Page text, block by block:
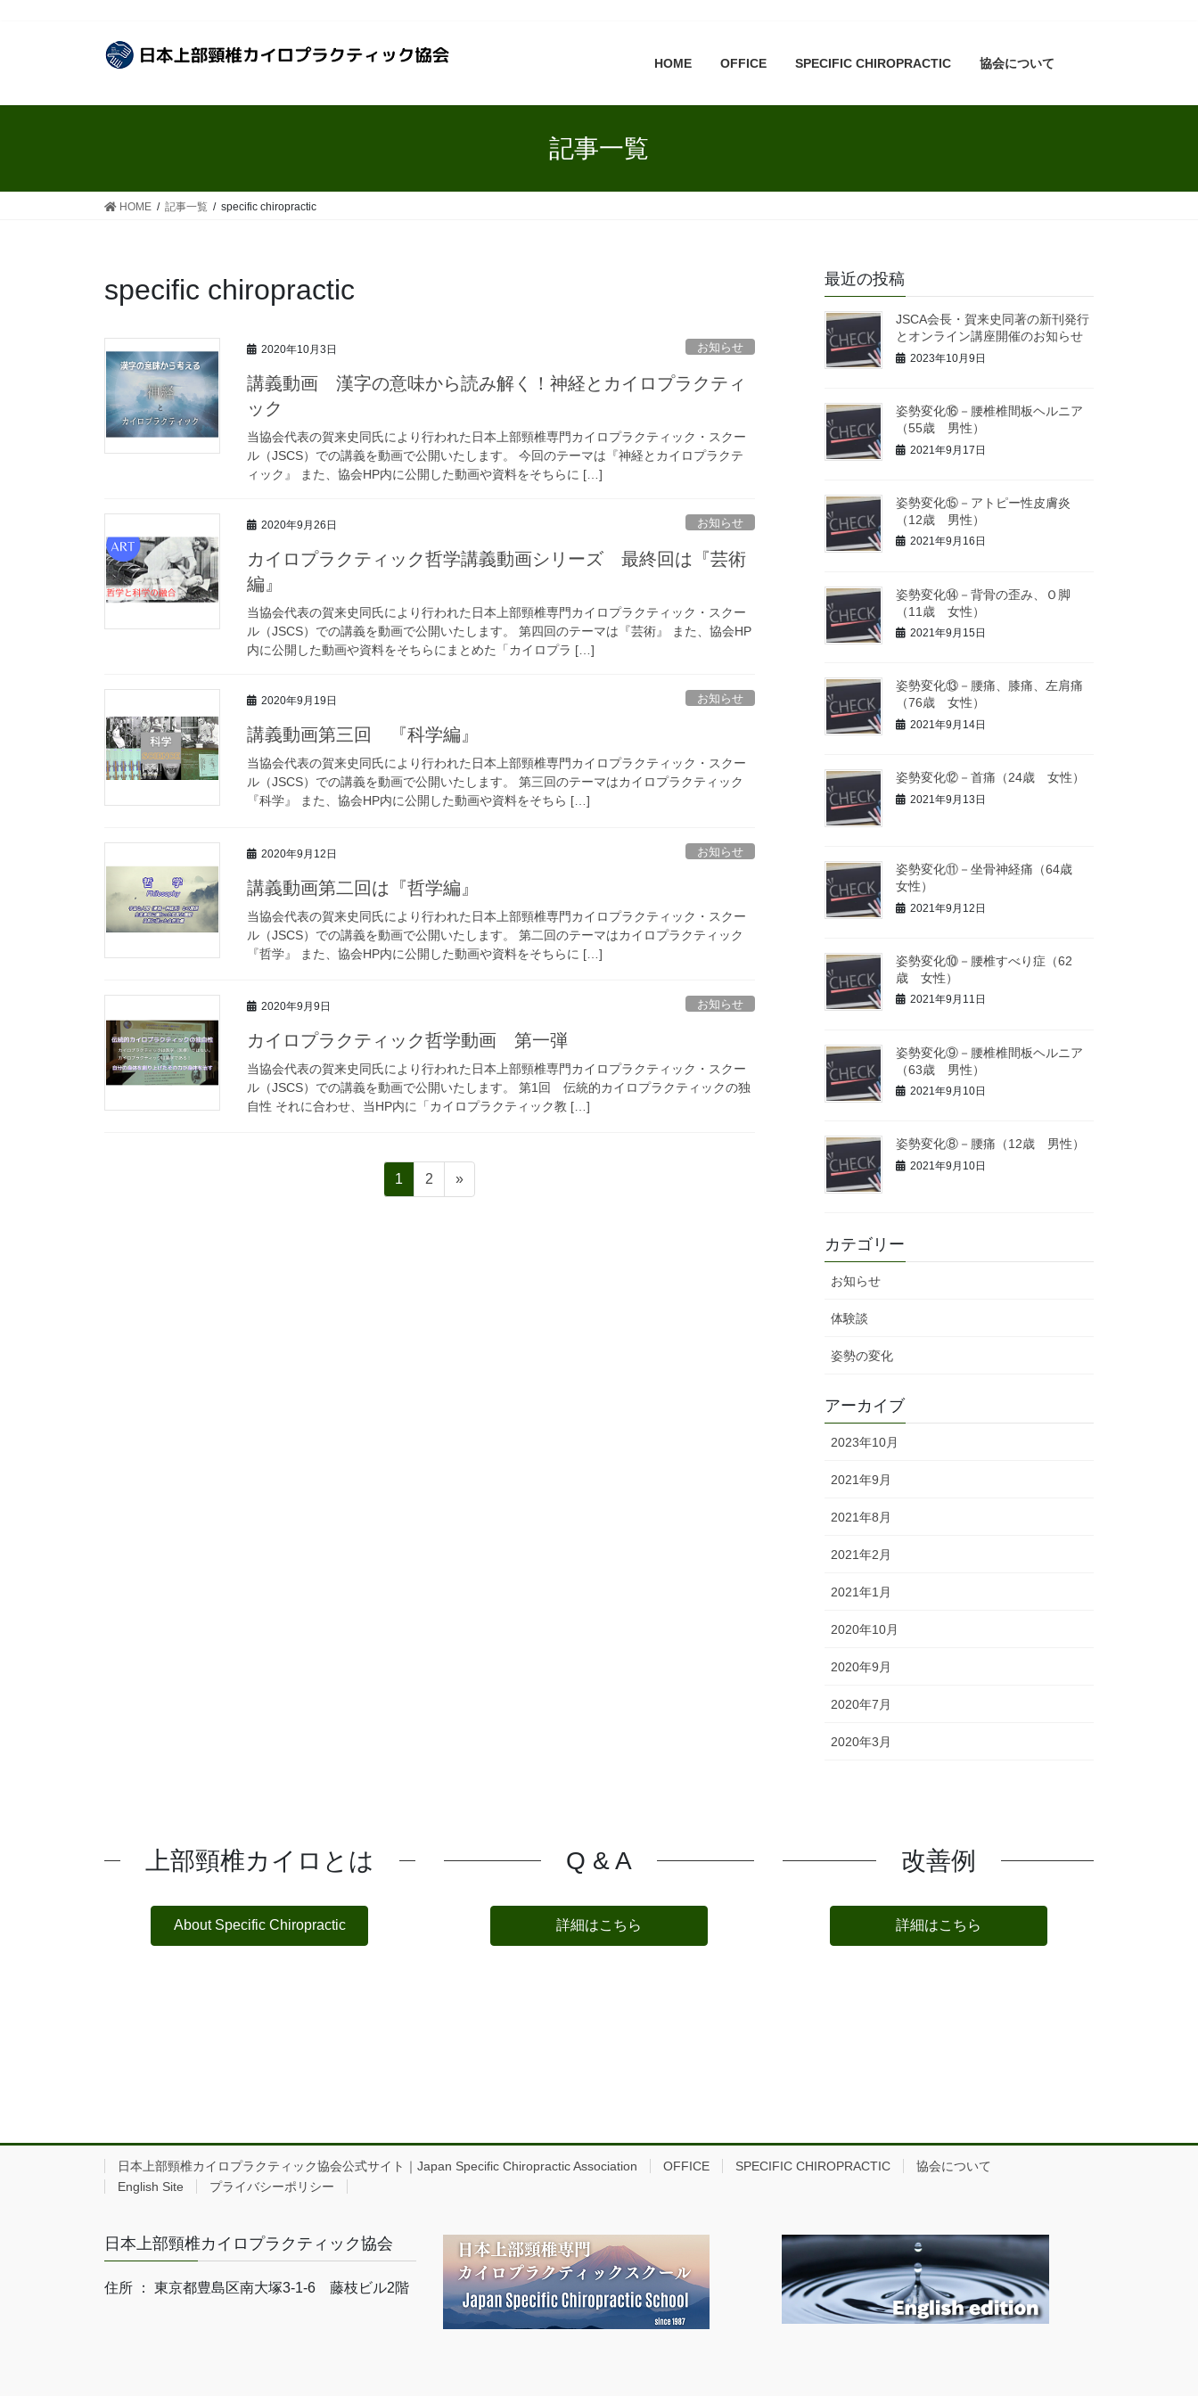
HOME OFFICE SPECIFIC CHIROPRACTIC 協会について
記事一覧
HOME 記事一覧 specific chiropractic
specific chiropractic
2020年10月3日 お知らせ
講義動画 漢字の意味から読み解く！神経とカイロプラクティ
ック
当協会代表の賀来史同氏により行われた日本上部頸椎専門カイロプラクティック・スクー
ル（JSCS）での講義を動画で公開いたします。 今回のテーマは『神経とカイロプラクテ
ィック』 また、協会HP内に公開した動画や資料をそちらに […]
2020年9月26日 お知らせ
カイロプラクティック哲学講義動画シリーズ 最終回は『芸術
編』
当協会代表の賀来史同氏により行われた日本上部頸椎専門カイロプラクティック・スクー
ル（JSCS）での講義を動画で公開いたします。 第四回のテーマは『芸術』 また、協会HP
内に公開した動画や資料をそちらにまとめた「カイロプラ […]
2020年9月19日 お知らせ
講義動画第三回 『科学編』
当協会代表の賀来史同氏により行われた日本上部頸椎専門カイロプラクティック・スクー
ル（JSCS）での講義を動画で公開いたします。 第三回のテーマはカイロプラクティック
『科学』 また、協会HP内に公開した動画や資料をそちら […]
2020年9月12日 お知らせ
講義動画第二回は『哲学編』
当協会代表の賀来史同氏により行われた日本上部頸椎専門カイロプラクティック・スクー
ル（JSCS）での講義を動画で公開いたします。 第二回のテーマはカイロプラクティック
『哲学』 また、協会HP内に公開した動画や資料をそちらに […]
2020年9月9日 お知らせ
カイロプラクティック哲学動画 第一弾
当協会代表の賀来史同氏により行われた日本上部頸椎専門カイロプラクティック・スクー
ル（JSCS）での講義を動画で公開いたします。 第1回 伝統的カイロプラクティックの独
自性 それに合わせ、当HP内に「カイロプラクティック教 […]
固
定
1
固
定
2 »
最近の投稿
JSCA会長・賀来史同著の新刊発行
とオンライン講座開催のお知らせ
2023年10月9日
姿勢変化⑯－腰椎椎間板ヘルニア
（55歳 男性）
2021年9月17日
姿勢変化⑮－アトピー性皮膚炎
（12歳 男性）
2021年9月16日
姿勢変化⑭－背骨の歪み、Ｏ脚
（11歳 女性）
2021年9月15日
姿勢変化⑬－腰痛、膝痛、左肩痛
（76歳 女性）
2021年9月14日
姿勢変化⑫－首痛（24歳 女性）
2021年9月13日
姿勢変化⑪－坐骨神経痛（64歳
女性）
2021年9月12日
姿勢変化⑩－腰椎すべり症（62
歳 女性）
2021年9月11日
姿勢変化⑨－腰椎椎間板ヘルニア
（63歳 男性）
2021年9月10日
姿勢変化⑧－腰痛（12歳 男性）
2021年9月10日
カテゴリー
お知らせ
体験談
姿勢の変化
アーカイブ
2023年10月
2021年9月
2021年8月
2021年2月
2021年1月
2020年10月
2020年9月
2020年7月
2020年3月
上部頸椎カイロとは
About Specific Chiropractic
Q & A
詳細はこちら
改善例
詳細はこちら
日本上部頸椎カイロプラクティック協会公式サイト｜Japan Specific Chiropractic Association OFFICE SPECIFIC CHIROPRACTIC
協会について
English Site
プライバシーポリシー
日本上部頸椎カイロプラクティック協会
住所 ： 東京都豊島区南大塚3-1-6 藤枝ビル2階